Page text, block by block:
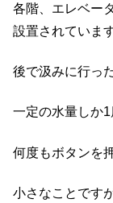
各階、エレベー
設置されています
後で汲みに行っ
一定の水量しか1
何度もボタンを
小さなことです